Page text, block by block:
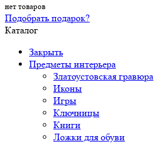
нет товаров
Подобрать подарок?
Каталог
Закрыть
Предметы интерьера
Златоустовская гравюра
Иконы
Игры
Ключницы
Книги
Ложки для обуви